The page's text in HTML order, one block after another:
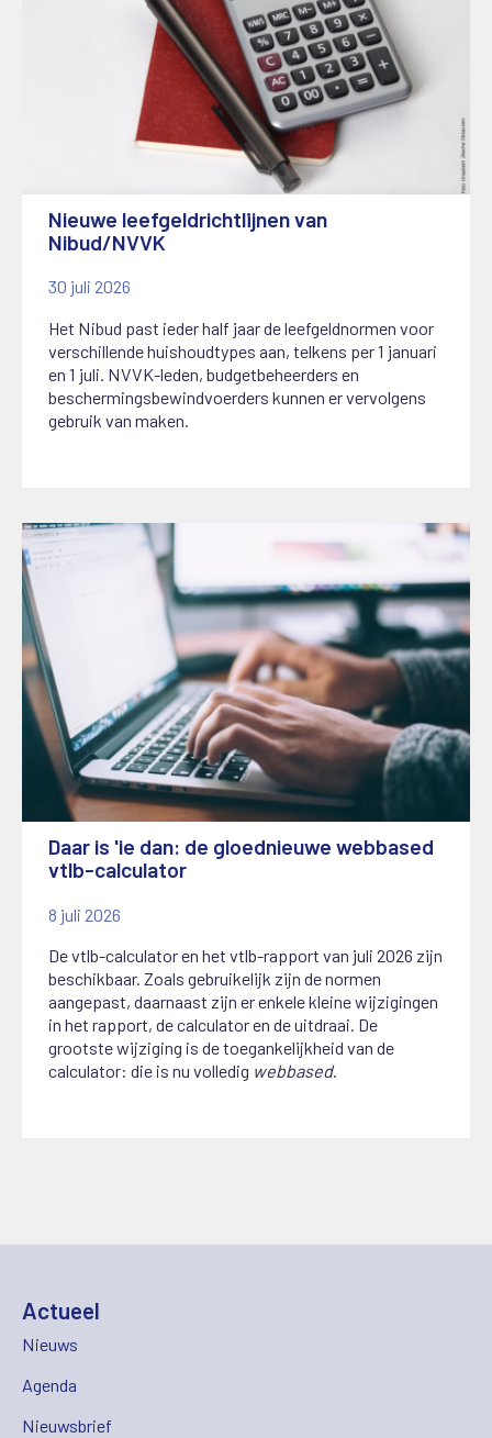
Nieuwe leefgeldrichtlijnen van
Nibud/NVVK
30 juli 2026
Het Nibud past ieder half jaar de leefgeldnormen voor
verschillende huishoudtypes aan, telkens per 1 januari
en 1 juli. NVVK-leden, budgetbeheerders en
beschermingsbewindvoerders kunnen er vervolgens
gebruik van maken.
Daar is 'ie dan: de gloednieuwe webbased
vtlb-calculator
8 juli 2026
De vtlb-calculator en het vtlb-rapport van juli 2026 zijn
beschikbaar. Zoals gebruikelijk zijn de normen
aangepast, daarnaast zijn er enkele kleine wijzigingen
in het rapport, de calculator en de uitdraai. De
grootste wijziging is de toegankelijkheid van de
calculator: die is nu volledig webbased.
Actueel
Nieuws
Agenda
Nieuwsbrief